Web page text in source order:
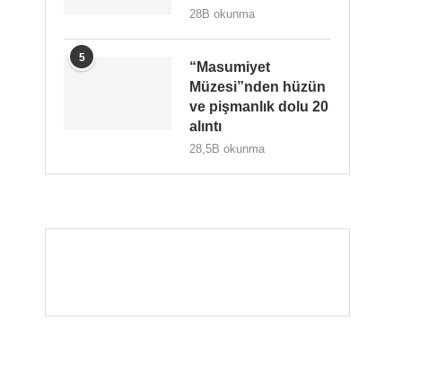
28B okunma
5
“Masumiyet
Müzesi”nden hüzün
ve pişmanlık dolu 20
alıntı
28,5B okunma